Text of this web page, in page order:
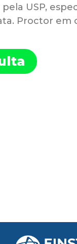
USP,
Proctor em